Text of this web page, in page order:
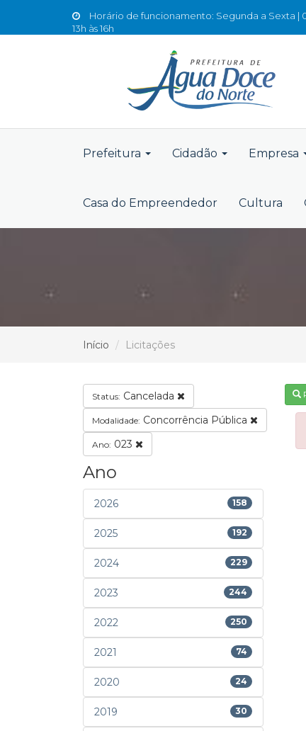
Horário de funcionamento: Segunda a Sexta |
13h às 16h
Prefeitura Cidadão Empresa
Casa do Empreendedor Cultura
Início Licitações
Status: Cancelada
Modalidade: Concorrência Pública
Ano: 023
Ano
2026 158
2025 192
2024 229
2023 244
2022 250
2021 74
2020 24
2019 30